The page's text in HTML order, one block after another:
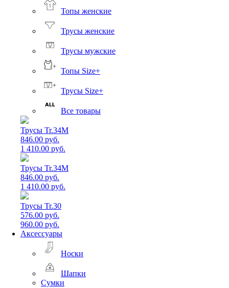
Топы женские
Трусы женские
Трусы мужские
Топы Size+
Трусы Size+
Все товары
Трусы Tr.34M
846.00 руб.
1 410.00 руб.
Трусы Tr.34M
846.00 руб.
1 410.00 руб.
Трусы Tr.30
576.00 руб.
960.00 руб.
Аксессуары
Носки
Шапки
Сумки